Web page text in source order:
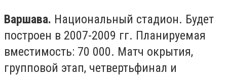
Варшава. Национальный стадион. Будет
построен в 2007-2009 гг. Планируемая
вместимость: 70 000. Матч окрытия,
групповой этап, четвертьфинал и